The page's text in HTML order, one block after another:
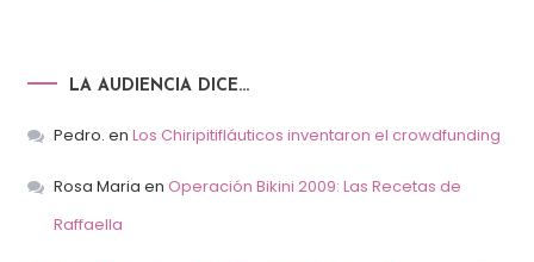
LA AUDIENCIA DICE…
Pedro. en Los Chiripitifláuticos inventaron el crowdfunding
Rosa Maria en Operación Bikini 2009: Las Recetas de
Raffaella